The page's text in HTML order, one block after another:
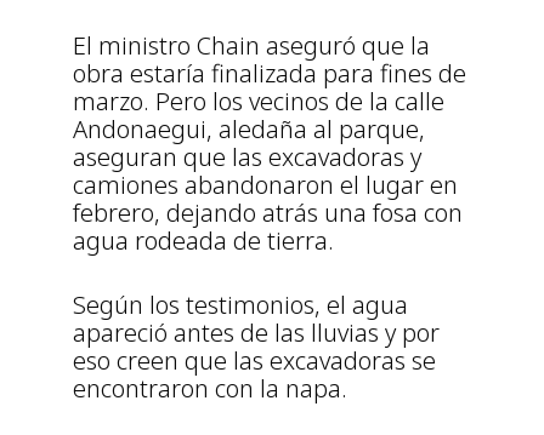
El ministro Chain aseguró que la
obra estaría finalizada para fines de
marzo. Pero los vecinos de la calle
Andonaegui, aledaña al parque,
aseguran que las excavadoras y
camiones abandonaron el lugar en
febrero, dejando atrás una fosa con
agua rodeada de tierra.
Según los testimonios, el agua
apareció antes de las lluvias y por
eso creen que las excavadoras se
encontraron con la napa.